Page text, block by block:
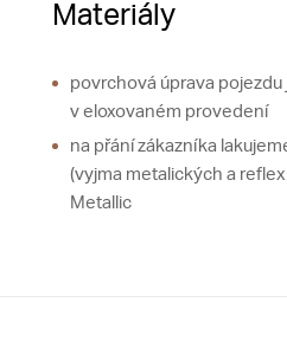
Materiály
povrchová úprava
v eloxovaném provedení
na přání zákazníka
(vyjma metalických a
Metallic